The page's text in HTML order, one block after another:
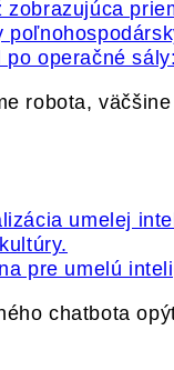
po operačné
robota,
pre umelú
chatbota